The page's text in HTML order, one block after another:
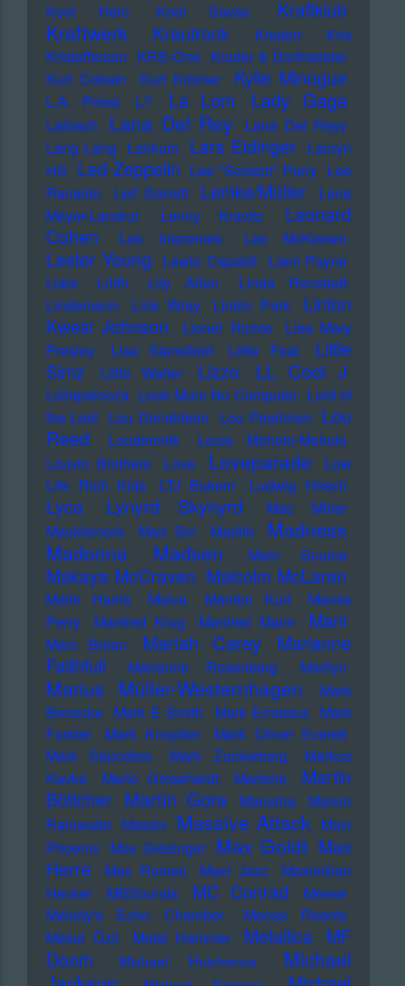
Kool Herc
Kool Savas Kraftklub
Kraftwerk Krautrock Kreator
Kris
Kristofferson KRS-One Kruder & Dorfmeister
Kurt Cobain
Kurt Krömer Kylie Minogue
L.A. Priest L7 La Lom Lady Gaga
Laibach Lana Del Rey
Lana Del Reyy
Lang Lang Lankum Lars Eidinger Lauryn
Hill Led Zeppelin Lee "Scratch" Perry Lee
Ranaldo
Leif Garrett Lemke/Müller
Lena
Meyer-Landrut
Lenny Kravitz
Leonard
Cohen
Les Impremes Les McKeown
Lester Young Lewis Capaldi Liam Payne
Liars
Lilith Lily Allen
Linda Ronstadt
Lindemann
Link Wray Linkin Park
Linton
Kwesi Johnson
Lionel Richie
Lisa Mary
Presley
Lisa Stansfield Little Feat
Little
Simz
Little Walter Lizzo LL Cool J
Lollapalooza Look Mum No Computer Lord of
the Lost Lou Donaldson Lou Pearlman Lou
Reed
Loudermilk
Louis Moholo-Moholo
Louvin Brothers
Love Loveparade
Low
Life Rich Kids
LTJ Bukem Ludwig Hirsch
Lyca Lynyrd Skynyrd
Mac Miller
Macklemore
Mad Sin Madlib
Madness
Madonna
Madsen Main Source
Makaya McCraven Malcolm McLaren
Malik Harris Malva Mambo Kurt
Mamie
Perry
Manfred Krug Manfred Mann Mani
Marc Bolan Mariah Carey
Marianne
Faithfull
Marianne Rosenberg Marilyn
Marius Müller-Westernhagen
Mark
Benecke Mark E Smith Mark Ernestus Mark
Forster
Mark Knopfler
Mark Oliver Everett
Mark Saunders
Mark Zuckerberg
Markus
Kavka
Marlo Grosshardt Marteria
Martin
Böttcher Martin Gore Marusha
Marvin
Rainwater Massiv Massive Attack Mavi
Phoenix Max Giesinger Max Goldt Max
Herre
Max Romeo Maxi Jazz
Maximilian
Hecker
MBSounds MC Conrad
Meese
Melody's Echo Chamber
Mense Reents
Mesut Özil
Metal Hammer Metallica MF
Doom
Michael Hutchence
Michael